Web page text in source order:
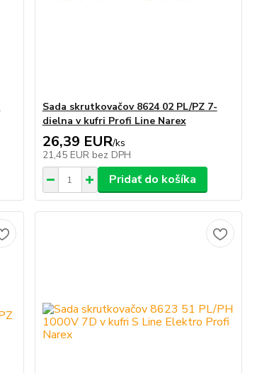
Sada skrutkovačov 8624 02 PL/PZ 7-
dielna v kufri Profi Line Narex
26,39 EUR/ks
21,45 EUR bez DPH
Pridať do košíka